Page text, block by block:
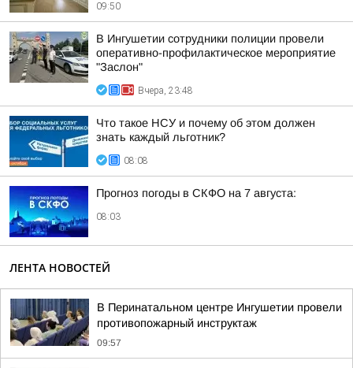
09:50
В Ингушетии сотрудники полиции провели
оперативно-профилактическое мероприятие
"Заслон"
Вчера, 23:48
Что такое НСУ и почему об этом должен
знать каждый льготник?
08:08
Прогноз погоды в СКФО на 7 августа:
08:03
ЛЕНТА НОВОСТЕЙ
В Перинатальном центре Ингушетии провели
противопожарный инструктаж
09:57